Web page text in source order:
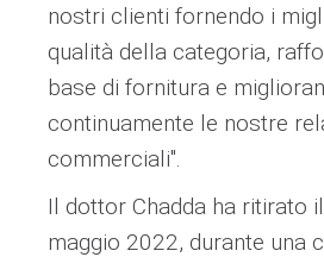
nostri clienti fornendo i
qualità della categoria,
base di fornitura e
continuamente le nostre
commerciali".
Il dottor Chadda ha ritirato
maggio 2022, durante una